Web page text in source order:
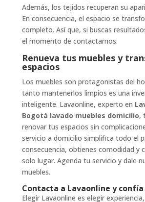
Además, los tejidos recuperan su
En consecuencia, el espacio se
completo. Así que, si buscas
el momento de contactarnos.
Renueva tus muebles y
espacios
Los muebles son protagonistas del
tanto mantenerlos limpios es una
inteligente. Lavaonline, experto en
Bogotá lavado muebles domicilio,
renovar tus espacios sin
servicio a domicilio simplifica todo el
consecuencia, obtienes comodidad y
solo lugar. Agenda tu servicio y dale
muebles.
Contacta a Lavaonline y
Elegir Lavaonline es elegir